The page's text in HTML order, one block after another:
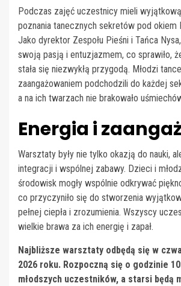
Podczas zajęć uczestnicy mieli
poznania tanecznych sekretów pod okiem
Jako dyrektor Zespołu Pieśni i Tańca
swoją pasją i entuzjazmem, co sprawiło,
stała się niezwykłą przygodą. Młodzi
zaangażowaniem podchodzili do każdej
a na ich twarzach nie brakowało
Energia i
Warsztaty były nie tylko okazją do nauki,
integracji i wspólnej zabawy. Dzieci i
środowisk mogły wspólnie odkrywać
co przyczyniło się do stworzenia
pełnej ciepła i zrozumienia. Wszyscy
wielkie brawa za ich energię i zapał.
Najbliższe warsztaty odbędą się w
2026 roku. Rozpoczną się o godzinie
młodszych uczestników, a starsi będą